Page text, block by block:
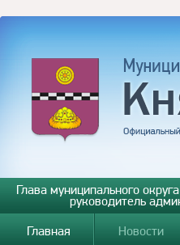
Глава муниципального
руководитель
Главная
Новости